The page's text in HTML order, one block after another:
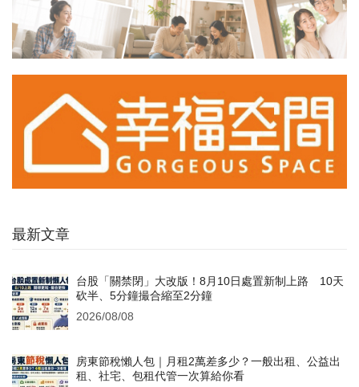
最新文章
台股「關禁閉」大改版！8月10日處置新制上路 10天
砍半、5分鐘撮合縮至2分鐘
2026/08/08
房東節稅懶人包｜月租2萬差多少？一般出租、公益出
租、社宅、包租代管一次算給你看